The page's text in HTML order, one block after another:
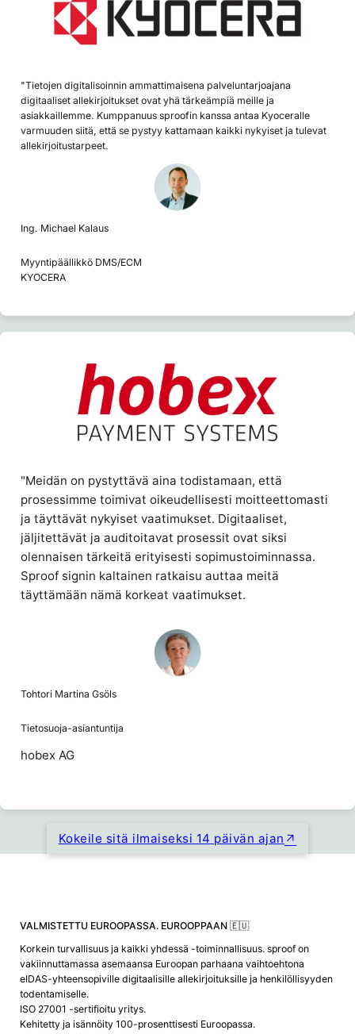
"Tietojen digitalisoinnin ammattimaisena palveluntarjoajana
digitaaliset allekirjoitukset ovat yhä tärkeämpiä meille ja
asiakkaillemme. Kumppanuus sproofin kanssa antaa Kyoceralle
varmuuden siitä, että se pystyy kattamaan kaikki nykyiset ja tulevat
allekirjoitustarpeet.
Ing. Michael Kalaus
Myyntipäällikkö DMS/ECM
KYOCERA
"Meidän on pystyttävä aina todistamaan, että
prosessimme toimivat oikeudellisesti moitteettomasti
ja täyttävät nykyiset vaatimukset. Digitaaliset,
jäljitettävät ja auditoitavat prosessit ovat siksi
olennaisen tärkeitä erityisesti sopimustoiminnassa.
Sproof signin kaltainen ratkaisu auttaa meitä
täyttämään nämä korkeat vaatimukset.
Tohtori Martina Gsöls
Tietosuoja-asiantuntija
hobex AG
Kokeile sitä ilmaiseksi 14 päivän ajan
VALMISTETTU EUROOPASSA. EUROOPPAAN 🇪🇺
Korkein turvallisuus ja kaikki yhdessä -toiminnallisuus. sproof on
vakiinnuttamassa asemaansa Euroopan parhaana vaihtoehtona
eIDAS-yhteensopiville digitaalisille allekirjoituksille ja henkilöllisyyden
todentamiselle.
ISO 27001 -sertifioitu yritys.
Kehitetty ja isännöity 100-prosenttisesti Euroopassa.